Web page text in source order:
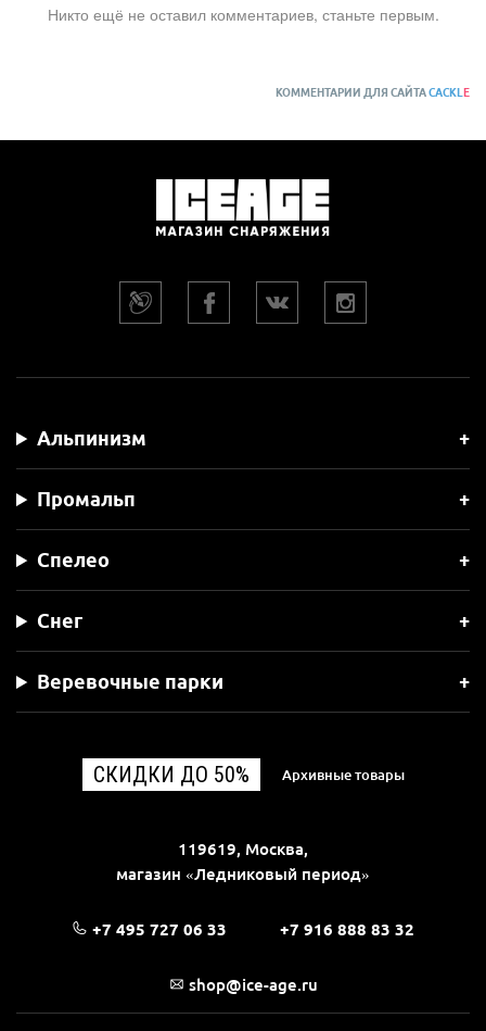
Никто ещё не оставил комментариев, станьте первым.
КОММЕНТАРИИ ДЛЯ САЙТАCACKLE
Альпинизм
Промальп
Спелео
Снег
Веревочные парки
СКИДКИ ДО 50% Архивные товары
119619, Москва,
магазин «Ледниковый период»
+7 495 727 06 33 +7 916 888 83 32
shop@ice-age.ru